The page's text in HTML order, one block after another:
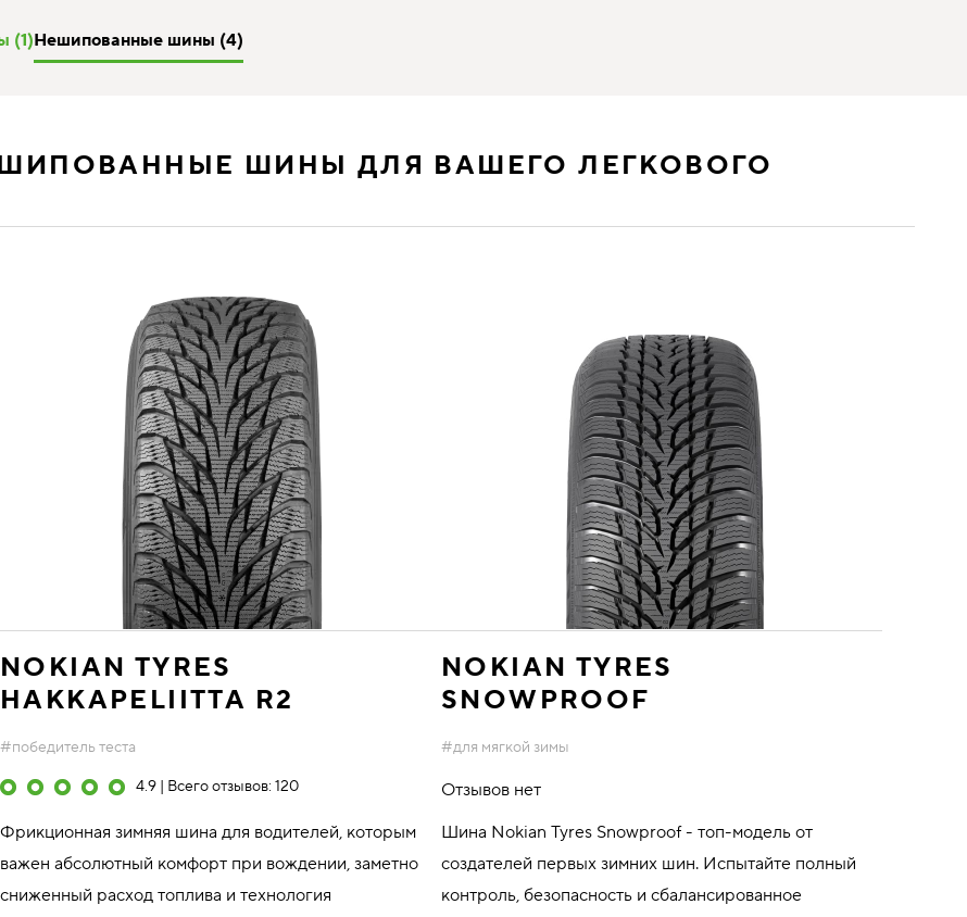
(1)Нешипованные шины (4)
ШИНЫ ДЛЯ ВАШЕГО ЛЕГКОВОГО
NOKIAN TYRES
HAKKAPELIITTA R2
#победитель теста
4.9 | Всего отзывов: 120
Фрикционная зимняя шина для водителей, которым
важен абсолютный комфорт при вождении, заметно
сниженный расход топлива и технология
NOKIAN TYRES
SNOWPROOF
#для мягкой зимы
Отзывов нет
Шина Nokian Tyres Snowproof - топ-модель от
создателей первых зимних шин. Испытайте полный
контроль, безопасность и сбалансированное